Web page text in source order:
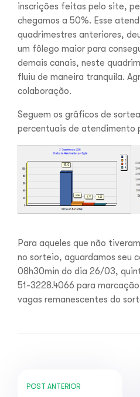
inscrições feitas pelo site,
chegamos a 50%. Esse
quadrimestres anteriores,
um fôlego maior para
demais canais, neste
fluiu de maneira tranquila.
colaboração.
Seguem os gráficos de
percentuais de atendimento
Para aqueles que não
no sorteio, aguardamos seu
08h30min do dia 26/03,
51-3228.4066 para
vagas remanescentes do
POST ANTERIOR